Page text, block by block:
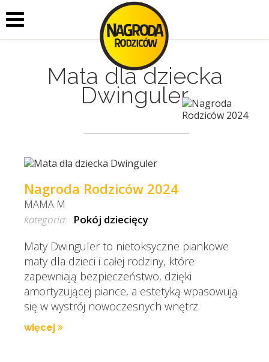
Mata dla dziecka
Dwinguler
Nagroda Rodziców 2024
MAMA M
kategoria: Pokój dziecięcy
Maty Dwinguler to nietoksyczne piankowe
maty dla dzieci i całej rodziny, które
zapewniają bezpieczeństwo, dzięki
amortyzującej piance, a estetyką wpasowują
się w wystrój nowoczesnych wnętrz
więcej